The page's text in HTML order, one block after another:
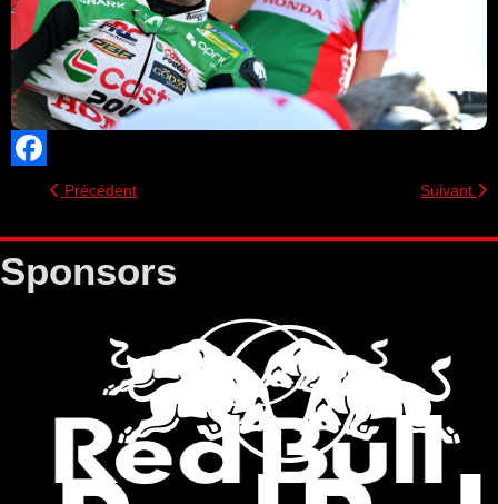
FacebookPrécédent Suivant
Sponsors